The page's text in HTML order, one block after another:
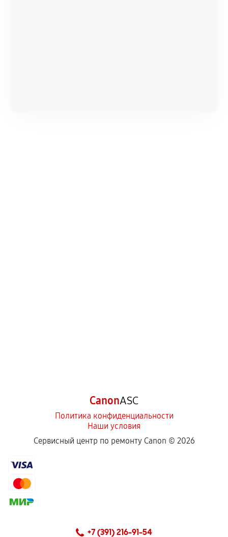
CanonASC
Политика конфиденциальности
Наши условия
Сервисный центр по ремонту Canon © 2026
+7 (391) 216-91-54